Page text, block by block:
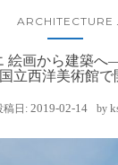
ARCHITECTURE
絵画から建築へ
国立西洋美術館で
稿日: 2019-02-14 by